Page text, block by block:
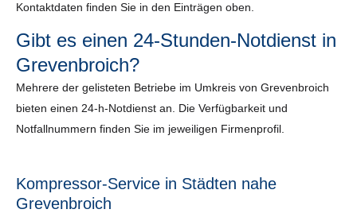
Kontaktdaten finden Sie in den Einträgen oben.
Gibt es einen 24-Stunden-Notdienst in
Grevenbroich?
Mehrere der gelisteten Betriebe im Umkreis von Grevenbroich
bieten einen 24-h-Notdienst an. Die Verfügbarkeit und
Notfallnummern finden Sie im jeweiligen Firmenprofil.
Kompressor-Service in Städten nahe
Grevenbroich